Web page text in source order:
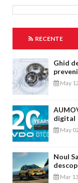
RECENTE
Ghid
May
digital
May
Noul
Mar